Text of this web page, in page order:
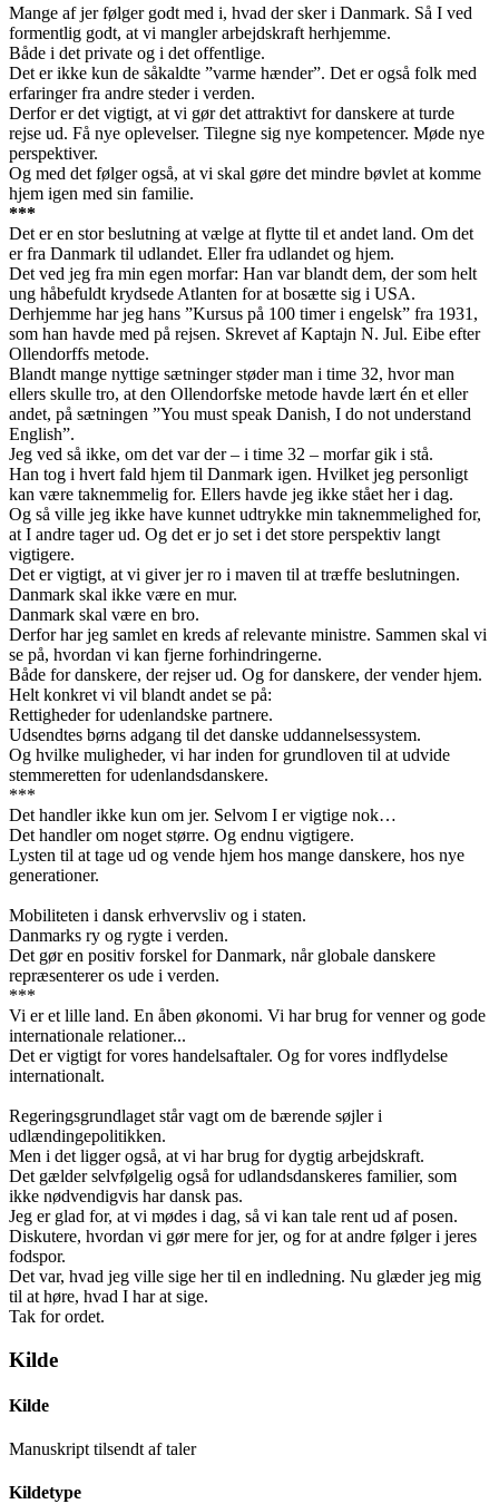
Mange af jer følger godt med i, hvad der sker i Danmark. Så I ved
formentlig godt, at vi mangler arbejdskraft herhjemme.
Både i det private og i det offentlige.
Det er ikke kun de såkaldte ”varme hænder”. Det er også folk med
erfaringer fra andre steder i verden.
Derfor er det vigtigt, at vi gør det attraktivt for danskere at turde
rejse ud. Få nye oplevelser. Tilegne sig nye kompetencer. Møde nye
perspektiver.
Og med det følger også, at vi skal gøre det mindre bøvlet at komme
hjem igen med sin familie.
***
Det er en stor beslutning at vælge at flytte til et andet land. Om det
er fra Danmark til udlandet. Eller fra udlandet og hjem.
Det ved jeg fra min egen morfar: Han var blandt dem, der som helt
ung håbefuldt krydsede Atlanten for at bosætte sig i USA.
Derhjemme har jeg hans ”Kursus på 100 timer i engelsk” fra 1931,
som han havde med på rejsen. Skrevet af Kaptajn N. Jul. Eibe efter
Ollendorffs metode.
Blandt mange nyttige sætninger støder man i time 32, hvor man
ellers skulle tro, at den Ollendorfske metode havde lært én et eller
andet, på sætningen ”You must speak Danish, I do not understand
English”.
Jeg ved så ikke, om det var der – i time 32 – morfar gik i stå.
Han tog i hvert fald hjem til Danmark igen. Hvilket jeg personligt
kan være taknemmelig for. Ellers havde jeg ikke stået her i dag.
Og så ville jeg ikke have kunnet udtrykke min taknemmelighed for,
at I andre tager ud. Og det er jo set i det store perspektiv langt
vigtigere.
Det er vigtigt, at vi giver jer ro i maven til at træffe beslutningen.
Danmark skal ikke være en mur.
Danmark skal være en bro.
Derfor har jeg samlet en kreds af relevante ministre. Sammen skal vi
se på, hvordan vi kan fjerne forhindringerne.
Både for danskere, der rejser ud. Og for danskere, der vender hjem.
Helt konkret vi vil blandt andet se på:
Rettigheder for udenlandske partnere.
Udsendtes børns adgang til det danske uddannelsessystem.
Og hvilke muligheder, vi har inden for grundloven til at udvide
stemmeretten for udenlandsdanskere.
***
Det handler ikke kun om jer. Selvom I er vigtige nok…
Det handler om noget større. Og endnu vigtigere.
Lysten til at tage ud og vende hjem hos mange danskere, hos nye
generationer.
Mobiliteten i dansk erhvervsliv og i staten.
Danmarks ry og rygte i verden.
Det gør en positiv forskel for Danmark, når globale danskere
repræsenterer os ude i verden.
***
Vi er et lille land. En åben økonomi. Vi har brug for venner og gode
internationale relationer...
Det er vigtigt for vores handelsaftaler. Og for vores indflydelse
internationalt.
Regeringsgrundlaget står vagt om de bærende søjler i
udlændingepolitikken.
Men i det ligger også, at vi har brug for dygtig arbejdskraft.
Det gælder selvfølgelig også for udlandsdanskeres familier, som
ikke nødvendigvis har dansk pas.
Jeg er glad for, at vi mødes i dag, så vi kan tale rent ud af posen.
Diskutere, hvordan vi gør mere for jer, og for at andre følger i jeres
fodspor.
Det var, hvad jeg ville sige her til en indledning. Nu glæder jeg mig
til at høre, hvad I har at sige.
Tak for ordet.
Kilde
Kilde
Manuskript tilsendt af taler
Kildetype